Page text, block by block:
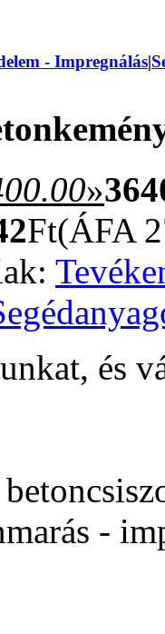
- Impregnálás|
»
Ft(ÁFA
és
-